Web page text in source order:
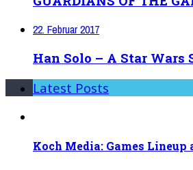
22. Februar 2017
Han Solo – A Star Wars
Latest Posts
Koch Media: Games Lineup